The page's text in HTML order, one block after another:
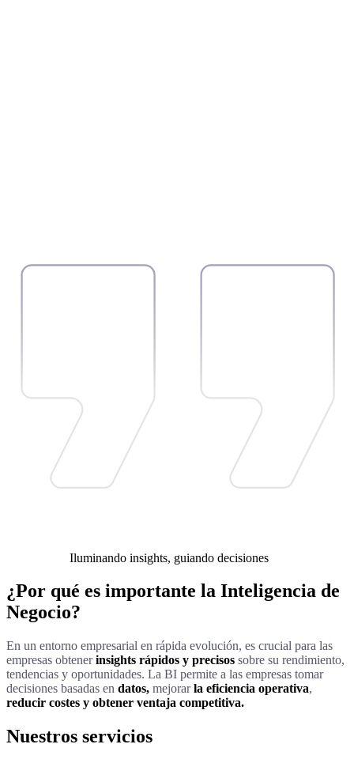
Iluminando insights, guiando decisiones
¿Por qué es importante la Inteligencia de
Negocio?
En un entorno empresarial en rápida evolución, es crucial para las
empresas obtenerinsights rápidos y precisos sobre su rendimiento,
tendencias y oportunidades. La BI permite a las empresas tomar
decisiones basadas en datos, mejorarla eficiencia operativa,
reducir costes y obtener ventaja competitiva.
Nuestros servicios